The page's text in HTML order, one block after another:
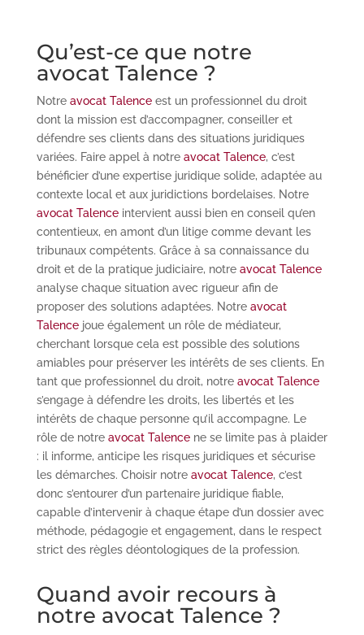
Qu’est-ce que notre
avocat Talence ?
Notre avocat Talenceest un professionnel du droit
dont la mission est d’accompagner, conseiller et
défendre ses clients dans des situations juridiques
variées. Faire appel à notre avocat Talence, c’est
bénéficier d’une expertise juridique solide, adaptée au
contexte local et aux juridictions bordelaises. Notre
avocat Talenceintervient aussi bien en conseil qu’en
contentieux, en amont d’un litige comme devant les
tribunaux compétents. Grâce à sa connaissance du
droit et de la pratique judiciaire, notre avocat Talence
analyse chaque situation avec rigueur afin de
proposer des solutions adaptées. Notre avocat
Talencejoue également un rôle de médiateur,
cherchant lorsque cela est possible des solutions
amiables pour préserver les intérêts de ses clients. En
tant que professionnel du droit, notre avocat Talence
s’engage à défendre les droits, les libertés et les
intérêts de chaque personne qu’il accompagne. Le
rôle de notre avocat Talencene se limite pas à plaider
: il informe, anticipe les risques juridiques et sécurise
les démarches. Choisir notre avocat Talence, c’est
donc s’entourer d’un partenaire juridique fiable,
capable d’intervenir à chaque étape d’un dossier avec
méthode, pédagogie et engagement, dans le respect
strict des règles déontologiques de la profession.
Quand avoir recours à
notre avocat Talence ?